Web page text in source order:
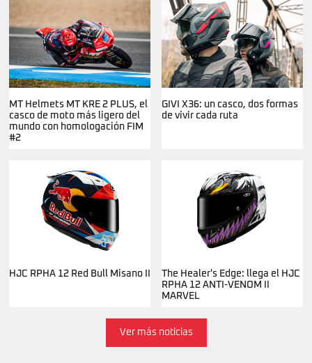
MT Helmets MT KRE 2 PLUS, el
casco de moto más ligero del
mundo con homologación FIM
#2
GIVI X36: un casco, dos formas
de vivir cada ruta
HJC RPHA 12 Red Bull Misano II
The Healer's Edge: llega el HJC
RPHA 12 ANTI-VENOM II
MARVEL
Ver más noticias